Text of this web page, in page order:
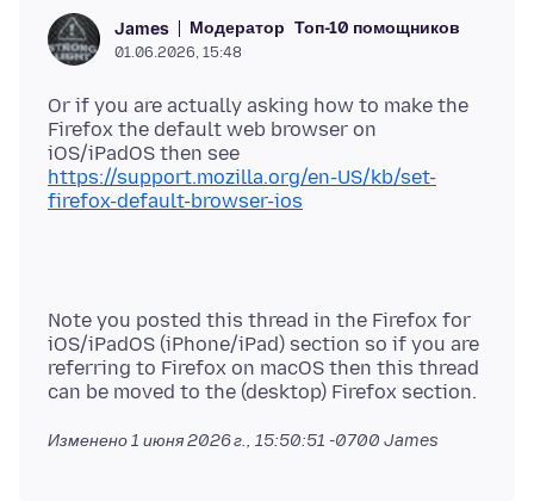
James Модератор Топ-10 помощников
01.06.2026, 15:48
Or if you are actually asking how to make the
Firefox the default web browser on
iOS/iPadOS then see
https://support.mozilla.org/en-US/kb/set-
firefox-default-browser-ios
Note you posted this thread in the Firefox for
iOS/iPadOS (iPhone/iPad) section so if you are
referring to Firefox on macOS then this thread
Изменено1 июня 2026 г., 15:50:51 -0700 James